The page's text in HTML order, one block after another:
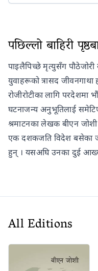
पछिल्लो बाहिरी
पाइलैपिच्छे मृत्युसँग
युवाहरूको त्रासद
रोजीरोटीका लागि परदेशमा
घटनाजन्य अनुभूतिलाई
श्रमाटनका लेखक बीएन
एक दशकजति विदेश बसेका
हुन् । यसअघि उनका दुई
All Editions